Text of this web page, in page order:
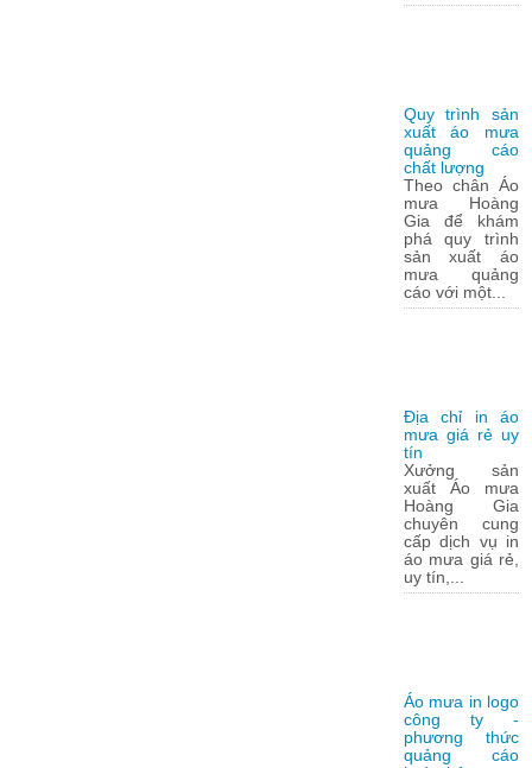
Quy trình sản
xuất áo mưa
quảng cáo
chất lượng
Theo chân Áo
mưa Hoàng
Gia để khám
phá quy trình
sản xuất áo
mưa quảng
cáo với một...
Địa chỉ in áo
mưa giá rẻ uy
tín
Xưởng sản
xuất Áo mưa
Hoàng Gia
chuyên cung
cấp dịch vụ in
áo mưa giá rẻ,
uy tín,...
Áo mưa in logo
công ty -
phương thức
quảng cáo